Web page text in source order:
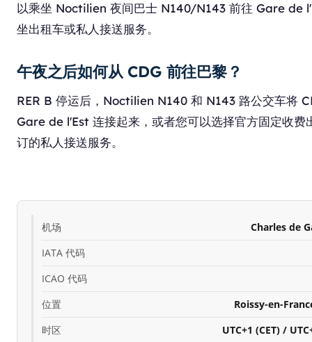
以乘坐 Noctilien 夜间巴士 N140/N143 前往 Gare de
坐出租车或私人接送服务。
午夜之后如何从 CDG 前往巴黎？
RER B 停运后，Noctilien N140 和 N143 路公交车将
Gare de l'Est 连接起来，或者您可以选择官方固定收费
订的私人接送服务。
机场
Charles de
IATA 代码
ICAO 代码
位置
Roissy-en-
时区
UTC+1 (CET) /